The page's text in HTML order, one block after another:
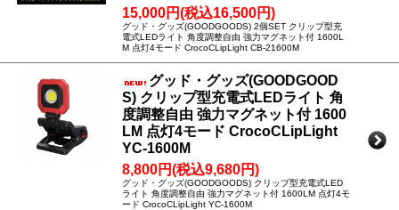
15,000円(税込16,500円)
グッド・グッズ(GOODGOODS) 2個SET クリップ型充
電式LEDライト 角度調整自由 強力マグネット付 1600L
M 点灯4モード CrocoCLipLight CB-21600M
グッド・グッズ(GOODGOOD
S) クリップ型充電式LEDライト 角
度調整自由 強力マグネット付 1600
LM 点灯4モード CrocoCLipLight
YC-1600M
8,800円(税込9,680円)
グッド・グッズ(GOODGOODS) クリップ型充電式LED
ライト 角度調整自由 強力マグネット付 1600LM 点灯4モ
ード CrocoCLipLight YC-1600M